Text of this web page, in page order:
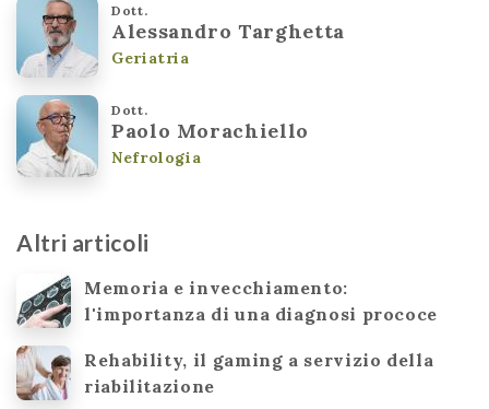
Dott.
Alessandro Targhetta
Geriatria
Dott.
Paolo Morachiello
Nefrologia
Altri articoli
Memoria e invecchiamento:
l'importanza di una diagnosi prococe
Rehability, il gaming a servizio della
riabilitazione